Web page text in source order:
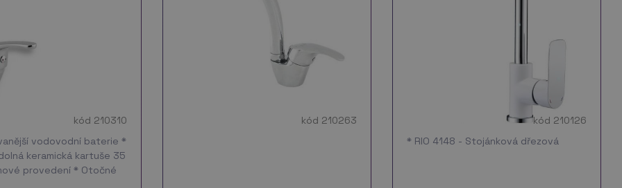
kód 210310
vodovodní baterie *
keramická kartuše 35
provedení * Otočné
kód 210263
kód 210126
* RIO 4148 - Stojánková dřezová